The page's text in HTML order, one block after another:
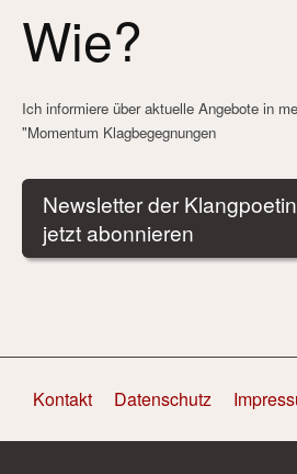
Wie?
Ich informiere über aktuelle Angebote in
"Momentum Klagbegegnungen
Newsletter der
jetzt abonnieren
Kontakt Datenschutz